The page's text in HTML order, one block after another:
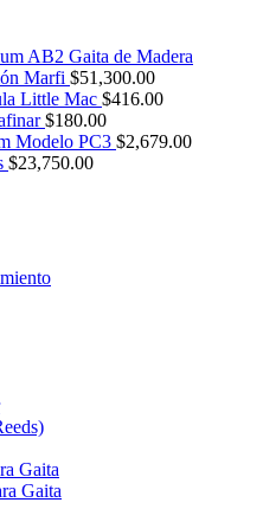
AB2 Gaita de Madera
Marfi $51,300.00
Little Mac $416.00
$180.00
Modelo PC3 $2,679.00
$23,750.00
Gaita
Gaita